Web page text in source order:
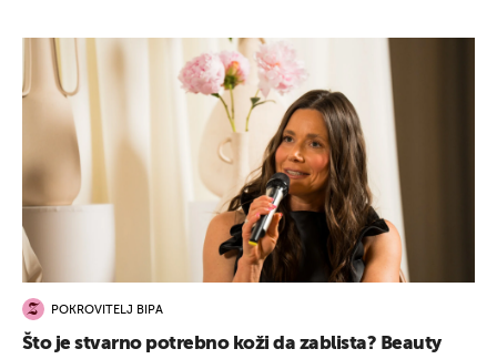
POKROVITELJ BIPA
Što je stvarno potrebno koži da zablista? Beauty